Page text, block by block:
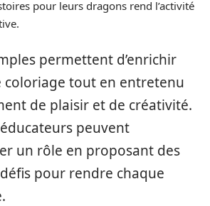
pour leurs dragons rend l’activité
permettent d’enrichir
coloriage tout en entretenu
de plaisir et de créativité.
peuvent
un rôle en proposant des
pour rendre chaque